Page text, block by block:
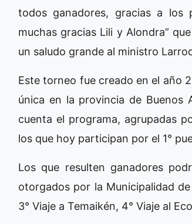
todos ganadores, gracias a los
muchas gracias Lili y Alondra”
un saludo grande al ministro
Este torneo fue creado en el año
única en la provincia de Buenos
cuenta el programa, agrupadas
los que hoy participan por el 1°
Los que resulten ganadores
otorgados por la Municipalidad
3° Viaje a Temaikén, 4° Viaje al